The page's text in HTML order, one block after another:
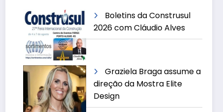
Boletins da Construsul
2026 com Cláudio Alves
Graziela Braga assume a
direção da Mostra Elite
Design